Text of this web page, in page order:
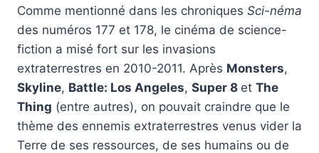
Comme mentionné dans les chroniques Sci-néma
des numéros 177 et 178, le cinéma de science-
fiction a misé fort sur les invasions
extraterrestres en 2010-2011. Après Monsters,
Skyline, Battle: Los Angeles, Super 8 et The
Thing (entre autres), on pouvait craindre que le
thème des ennemis extraterrestres venus vider la
Terre de ses ressources, de ses humains ou de